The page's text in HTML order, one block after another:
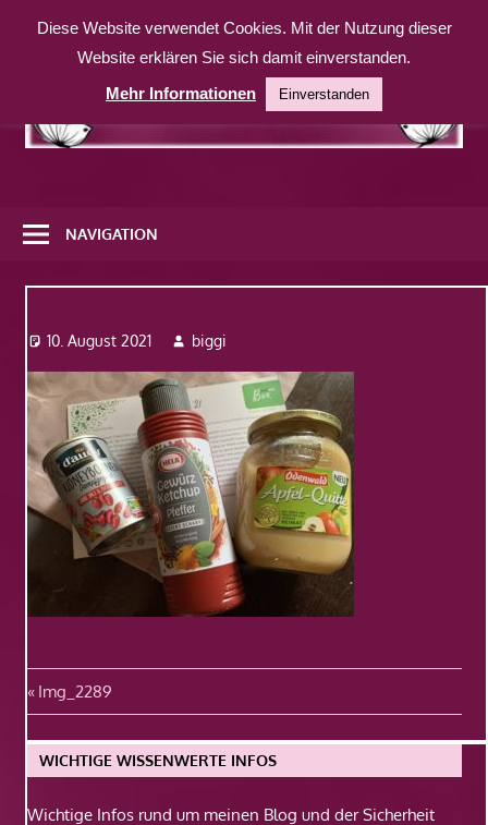
Inhalt
weitere
Website
NAVIGATION
10. August 2021 biggi
Beitragsnavigation
Vorheriger
Beitrag:
Img_2289
WICHTIGE WISSENWERTE INFOS
Wichtige Infos rund um meinen Blog und der Sicherheit
Diese Website verwendet Cookies. Mit der Nutzung dieser
Website erklären Sie sich damit einverstanden.
Mehr Informationen
Einverstanden